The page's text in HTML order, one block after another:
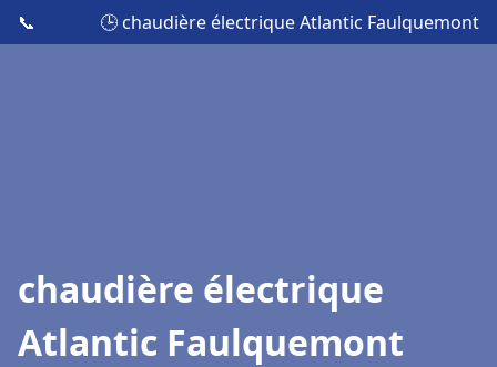
📞 🕒 chaudière électrique Atlantic Faulquemont
chaudière électrique
Atlantic Faulquemont